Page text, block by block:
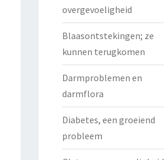
overgevoeligheid
Blaasontstekingen; ze
kunnen terugkomen
Darmproblemen en
darmflora
Diabetes, een groeiend
probleem